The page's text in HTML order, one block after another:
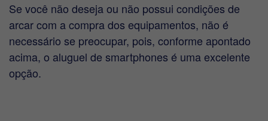
Se você não deseja ou não possui condições de
arcar com a compra dos equipamentos, não é
necessário se preocupar, pois, conforme apontado
acima, o aluguel de smartphones é uma excelente
opção.